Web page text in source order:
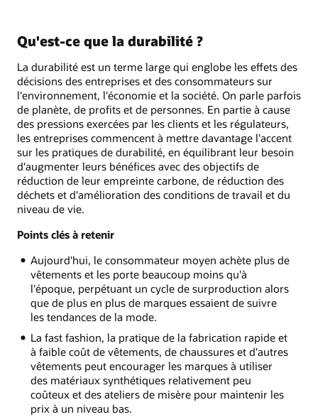
Qu'est-ce que la durabilité ?
La durabilité est un terme large qui englobe les effets des
décisions des entreprises et des consommateurs sur
l'environnement, l'économie et la société. On parle parfois
de planète, de profits et de personnes. En partie à cause
des pressions exercées par les clients et les régulateurs,
les entreprises commencent à mettre davantage l'accent
sur les pratiques de durabilité, en équilibrant leur besoin
d'augmenter leurs bénéfices avec des objectifs de
réduction de leur empreinte carbone, de réduction des
déchets et d'amélioration des conditions de travail et du
niveau de vie.
Points clés à retenir
Aujourd'hui, le consommateur moyen achète plus de
vêtements et les porte beaucoup moins qu'à
l'époque, perpétuant un cycle de surproduction alors
que de plus en plus de marques essaient de suivre
les tendances de la mode.
La fast fashion, la pratique de la fabrication rapide et
à faible coût de vêtements, de chaussures et d'autres
vêtements peut encourager les marques à utiliser
des matériaux synthétiques relativement peu
coûteux et des ateliers de misère pour maintenir les
prix à un niveau bas.